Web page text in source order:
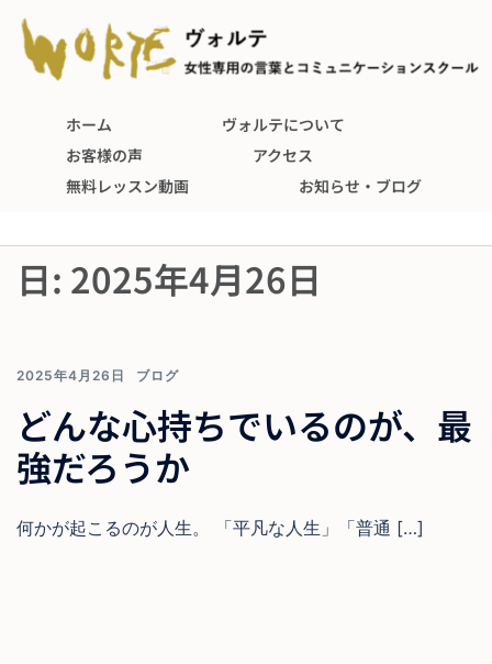
ホーム
ヴォルテについて
お客様の声
アクセス
無料レッスン動画
お知らせ・ブログ
日: 2025年4月26日
2025年4月26日 ブログ
どんな心持ちでいるのが、最
強だろうか
何かが起こるのが人生。 「平凡な人生」「普通 […]